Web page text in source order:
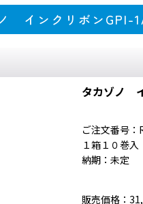
インクリボンGPI-
タカゾノ
ご注文番号：
１箱１０巻入
納期：未定
販売価格：